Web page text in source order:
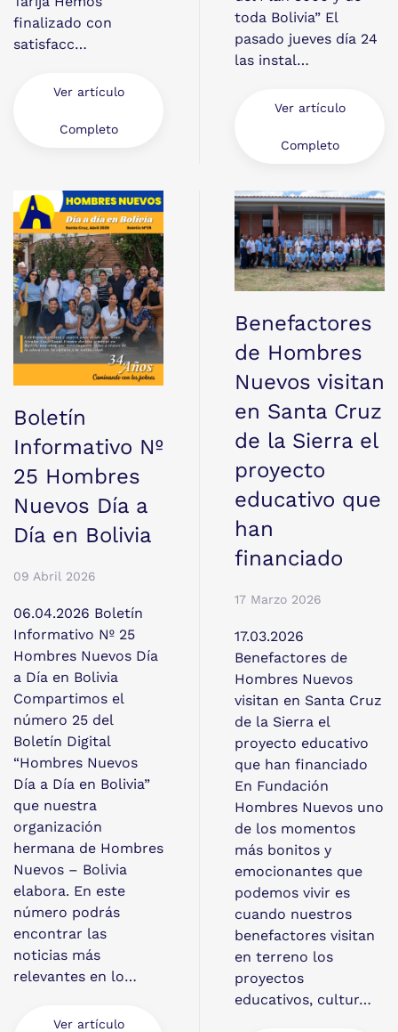
finalizado con
satisfacc…
Ver artículo
Completo
toda Bolivia” El
pasado jueves día 24
las instal…
Ver artículo
Completo
Boletín
Informativo Nº
25 Hombres
Nuevos Día a
Día en Bolivia
09 Abril 2026
06.04.2026 Boletín
Informativo Nº 25
Hombres Nuevos Día
a Día en Bolivia
Compartimos el
número 25 del
Boletín Digital
“Hombres Nuevos
Día a Día en Bolivia”
que nuestra
organización
hermana de Hombres
Nuevos – Bolivia
elabora. En este
número podrás
encontrar las
noticias más
relevantes en lo…
Ver artículo
Benefactores
de Hombres
Nuevos visitan
en Santa Cruz
de la Sierra el
proyecto
educativo que
han
financiado
17 Marzo 2026
17.03.2026
Benefactores de
Hombres Nuevos
visitan en Santa Cruz
de la Sierra el
proyecto educativo
que han financiado
En Fundación
Hombres Nuevos uno
de los momentos
más bonitos y
emocionantes que
podemos vivir es
cuando nuestros
benefactores visitan
en terreno los
proyectos
educativos, cultur…